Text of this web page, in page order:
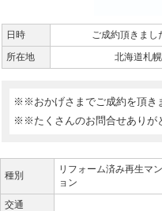
日時
ご成約頂きまし
所在地
北海道札
※※おかげさまでご成約を頂
※※たくさんのお問合せあり
種別
リフォーム済み再生マ
ョン
交通